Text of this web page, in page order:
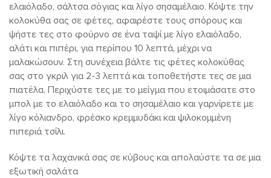
ελαιόλαδο, σάλτσα σόγιας και λίγο σησαμέλαιο. Κόψτε την
κολοκύθα σας σε φέτες, αφαιρέστε τους σπόρους και
ψήστε τες στο φούρνο σε ένα ταψί με λίγο ελαιόλαδο,
αλάτι και πιπέρι, για περίπου 10 λεπτά, μέχρι να
μαλακώσουν. Στη συνέχεια βάλτε τις φέτες κολοκύθας
σας στο γκριλ για 2-3 λεπτά και τοποθετήστε τες σε μια
πιατέλα. Περιχύστε τες με το μείγμα που ετοιμάσατε στο
μπολ με το ελαιόλαδο και το σησαμέλαιο και γαρνίρετε με
λίγο κόλιανδρο, φρέσκο κρεμμυδάκι και ψιλοκομμένη
πιπεριά τσίλι.
Κόψτε τα λαχανικά σας σε κύβους και απολαύστε τα σε μια
εξωτική σαλάτα